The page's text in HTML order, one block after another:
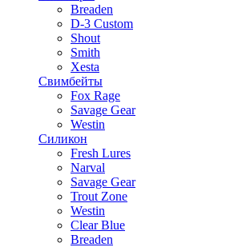
Breaden
D-3 Custom
Shout
Smith
Xesta
Свимбейты
Fox Rage
Savage Gear
Westin
Силикон
Fresh Lures
Narval
Savage Gear
Trout Zone
Westin
Clear Blue
Breaden